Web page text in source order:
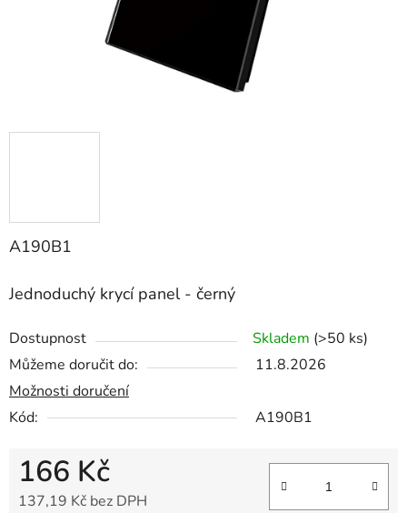
A190B1
Jednoduchý krycí panel - černý
Dostupnost Skladem (>50 ks)
Můžeme doručit do:
11.8.2026
Možnosti doručení
Kód:
A190B1
166 Kč
137,19 Kč bez DPH